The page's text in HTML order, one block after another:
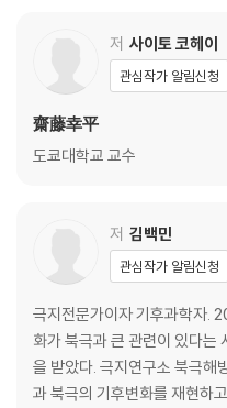
chland und die Aufgabe der
를린 미래 재단)
· 기독교 교양 강의실에서 기후
· WCC 생명선교와 한국교회의
· 기후위기 시대에 인간 생태학
저 사이토 코헤이
관심작가 알림신청
齋藤幸平
도쿄대학교 교수
저 김백민
관심작가 알림신청
극지전문가이자 기후과학자.
화가 북극과 큰 관련이 있다는
을 받았다. 극지연구소 북극해
과 북극의 기후변화를 재현하